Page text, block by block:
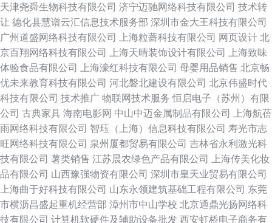
天津尧舜生物科技有限公司 济宁迈驰网络科技有限公司 技术转
让 德化县慧谱云汇信息技术服务部 深圳市金大王科技有限公司
广州道盛网络科技有限公司
上海粒蔷科技有限公司 网页设计 北
京百翔网络科技有限公司
上海天晴装饰设计有限公司
上海致味
体验食品有限公司
上海濠红科技有限公司 母婴用品销售 北京畅
优未来教育科技有限公司 河北磐北建设有限公司 北京伟盛时代
科技有限公司 技术推广 物联网技术服务 恒启电子（苏州）有限
公司 古典家具 海南电影网 中山中迈金属制品有限公司
上海航蓓
雨网络科技有限公司 智珏（上海）信息科技有限公司 寿光市志
旺网络科技有限公司 泉州厦都贸易有限公司 吉林省永利激光科
技有限公司 薯类销售 江苏晨农绿色产品有限公司
上海传美化妆
品有限公司 山西豫强物资有限公司 深圳市皇天业贸易有限公司
上海曲于好科技有限公司 山东永领建筑基础工程有限公司 东莞
市横沥昌盛起重机经营部 漳州市中山学校 北京通鼎光扬网络科
技有限公司 计算机软硬件及辅助设备批发 西安虹桥电子商务有